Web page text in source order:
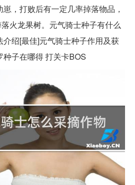
，打败后有一定几率掉落物品，
火龙果树。元气骑士种子有什么
绍[最佳]元气骑士种子作用及获
子在哪得 打关卡BOS